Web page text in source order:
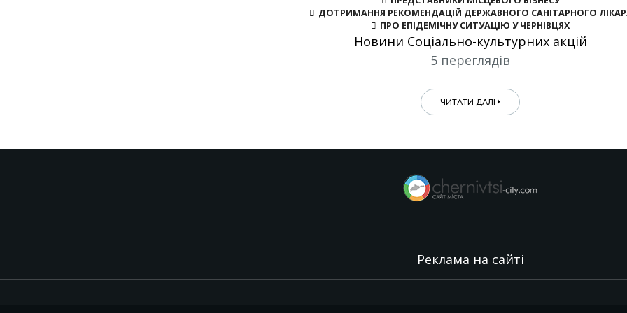
ДОТРИМАННЯ РЕКОМЕНДАЦІЙ ДЕРЖАВНОГО САНІТАРНОГО
ПРО ЕПІДЕМІЧНУ СИТУАЦІЮ У ЧЕРНІВЦЯХ
Новини Соціально-культурних акцій
5 переглядів
ЧИТАТИ ДАЛІ
Реклама на сайті